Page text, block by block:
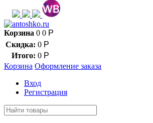
Корзина 0 0 Р
Скидка: 0 Р
Итого: 0 Р
Корзина Оформление заказа
Вход
Регистрация